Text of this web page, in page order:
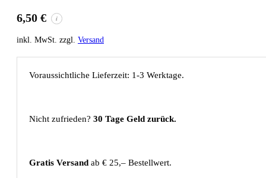
6,50 € i
inkl. MwSt. zzgl. Versand
Voraussichtliche Lieferzeit: 1-3 Werktage.
Nicht zufrieden? 30 Tage Geld zurück.
Gratis Versand ab € 25,– Bestellwert.